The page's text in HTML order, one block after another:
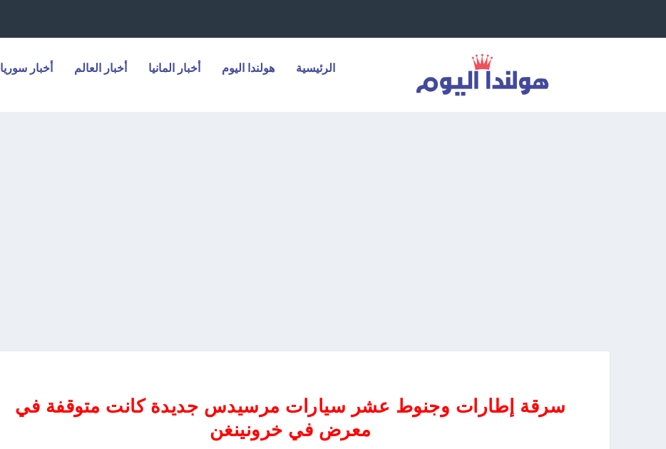
الرئيسية هولندا اليوم أخبار المانيا أخبار العالم أخبار سوريا
سرقة إطارات وجنوط عشر سيارات مرسيدس جديدة كانت متوقفة في
معرض في خرونينغن